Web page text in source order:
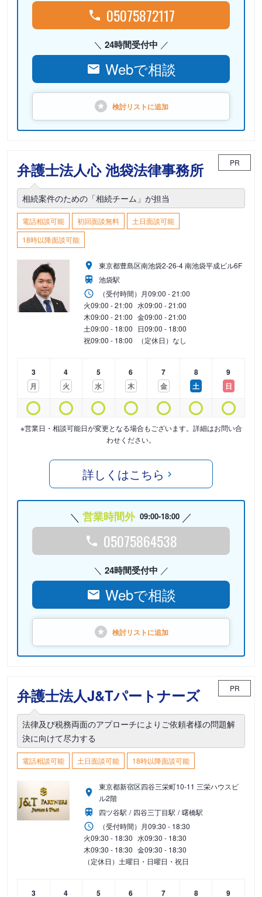
05075872117
24時間受付中
Webで相談
検討リストに追加
弁護士法人心 池袋法律事務所 PR
相続案件のための「相続チーム」が担当
電話相談可能 初回面談無料
土日面談可能
18時以降面談可能
東京都豊島区南池袋2-26-4 南池袋平成ビル6F
池袋駅
（受付時間） 月09:00 - 21:00
火09:00 - 21:00 水09:00 - 21:00
木09:00 - 21:00 金09:00 - 21:00
土09:00 - 18:00 日09:00 - 18:00
祝09:00 - 18:00 （定休日）なし
3
月
4
火
5
水
6
木
7
金
8
土
9
日
※営業日・相談可能日が変更となる場合もございます。詳細はお問い合
わせください。
詳しくはこちら
営業時間外 09:00-18:00
05075864538
24時間受付中
Webで相談
検討リストに追加
弁護士法人J&Tパートナーズ PR
法律及び税務両面のアプローチによりご依頼者様の問題解
決に向けて尽力する
電話相談可能 土日面談可能 18時以降面談可能
東京都新宿区四谷三栄町10-11 三栄ハウスビ
ル2階
四ツ谷駅
四谷三丁目駅
曙橋駅
（受付時間） 月09:30 - 18:30
火09:30 - 18:30 水09:30 - 18:30
木09:30 - 18:30 金09:30 - 18:30
（定休日）土曜日・日曜日・祝日
3 4 5 6 7 8 9